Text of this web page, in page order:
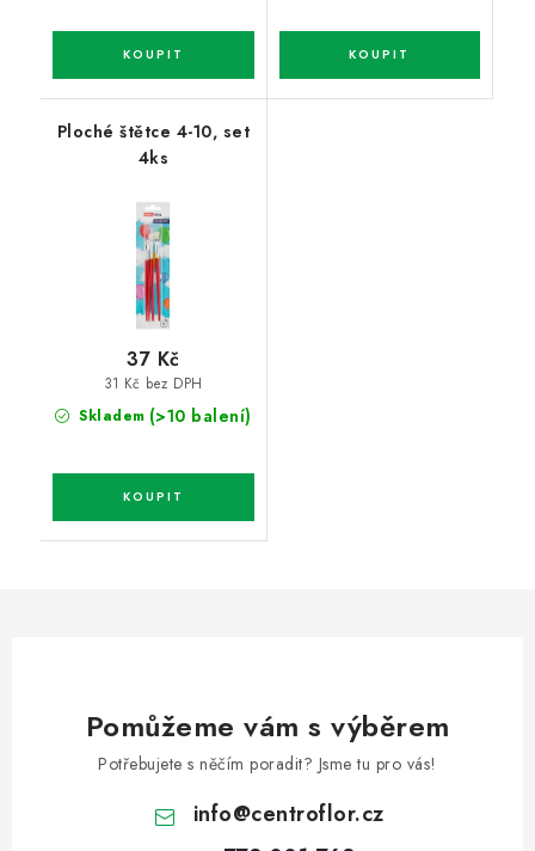
Ploché štětce 4-10, set
4ks
Skladem (>10 balení)
31 Kč bez DPH
37 Kč
Pomůžeme vám s výběrem
Potřebujete s něčím poradit? Jsme tu pro vás!
info@centroflor.cz